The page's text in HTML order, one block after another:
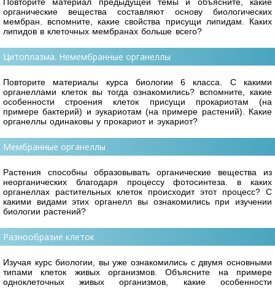
органические вещества составляют основу биологических
мембран. вспомните, какие свойства присущи липидам. Каких
липидов в клеточных мембранах больше всего?
Цитоплазма. Немембранные органеллы
Повторите материалы курса биологии 6 класса. С какими
органеллами клеток вы тогда ознакомились? вспомните, какие
особенности строения клеток присущи прокариотам (на
примере бактерий) и эукариотам (на примере растений). Какие
органеллы одинаковы у прокариот и эукариот?
Мембранные органеллы
Растения способны образовывать органические вещества из
неорганических благодаря процессу фотосинтеза. в каких
органеллах растительных клеток происходит этот процесс? С
какими видами этих органелл вы ознакомились при изучении
биологии растений?
Разнообразие клеток
Изучая курс биологии, вы уже ознакомились с двумя основными
типами клеток живых организмов. Объясните на примере
одноклеточных живых организмов, какие особенности